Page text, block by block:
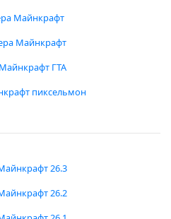
Майнкрафт
Майнкрафт
ГТА
пиксельмон
26.3
26.2